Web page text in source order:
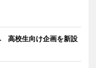
高校生向け企画を新設